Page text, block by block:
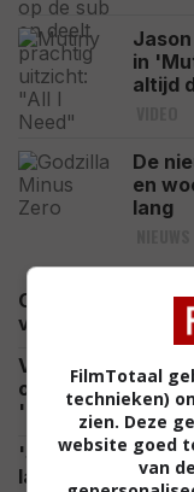
in
altijd
De
en
lang
Ook Netflix
van 'Spider-Man:
Vanavond kijk je
onbegrepen scifi-
'Neo'NIEUWS
'Supergirl' krijgt
lager dan
FilmTotaal
technieken)
zien. Deze
website goed
van